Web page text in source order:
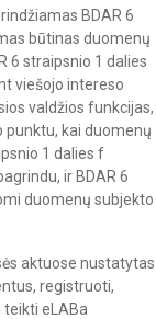
BDAR 6
būtinas duomenų
6 straipsnio 1 dalies
viešojo intereso
valdžios funkcijas,
punktu, kai duomenų
1 dalies f
ir BDAR 6
duomenų subjekto
aktuose nustatytas
registruoti,
eLABa